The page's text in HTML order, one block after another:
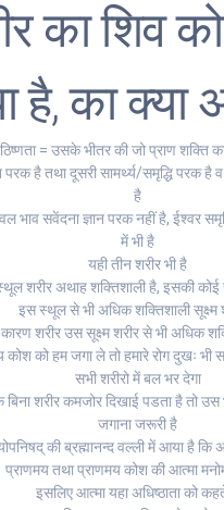
का शिव
है, का क्या
= उसके भीतर की जो प्राण शक्ति
परक है तथा दूसरी सामर्थ्य/समृद्धि परक है
है
भाव सवेंदना ज्ञान परक नहीं है, ईश्वर
में भी है
यही तीन शरीर भी है
शरीर अथाह शक्तिशाली है, इसकी कोई
इस स्थूल से भी अधिक शक्तिशाली सूक्ष्म
कारण शरीर उस सूक्ष्म शरीर से भी अधिक
कोश को हम जगा ले तो हमारे रोग दुखः भी
सभी शरीरो में बल भर देगा
बिना शरीर कमजोर दिखाई पडता है तो
जगाना जरूरी है
की ब्रह्मानन्द वल्ली में आया है कि
प्राणमय तथा प्राणमय कोश की आत्मा
इसलिए आत्मा यहा अधिष्ठाता को